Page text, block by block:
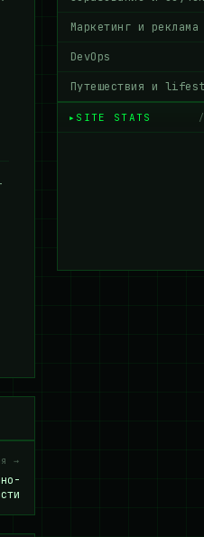
→
Маркетинг и реклама
DevOps
Путешествия и
SITE STATS